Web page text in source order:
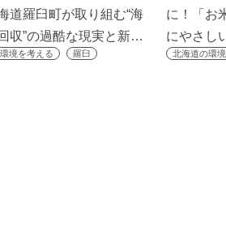
道羅臼町が取り組む“海
収”の過酷な現実と新…
境を考える 羅臼
に！「お
にやさし
北海道の環